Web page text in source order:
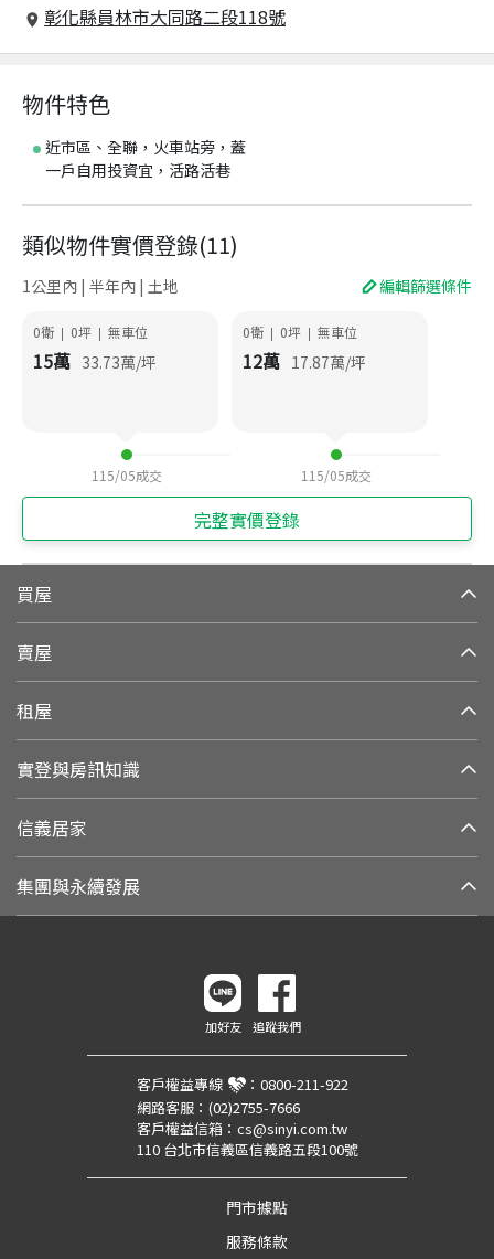
彰化縣員林市大同路二段118號
物件特色
近市區、全聯，火車站旁，蓋
一戶自用投資宜，活路活巷
類似物件實價登錄(11)
1公里內 | 半年內 | 土地 編輯篩選條件
0衛 | 0坪 | 無車位
15萬 33.73萬/坪
115/05成交
0衛 | 0坪 | 無車位
12萬 17.87萬/坪
115/05成交
完整實價登錄
買屋
賣屋
租屋
實登與房訊知識
信義居家
集團與永續發展
加好友 追蹤我們
客戶權益專線 ： 0800-211-922
網路客服： (02)2755-7666
客戶權益信箱： cs@sinyi.com.tw
110 台北市信義區信義路五段100號
門市據點
服務條款